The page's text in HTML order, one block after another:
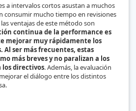
a intervalos cortos asustan a muchos
consumir mucho tiempo en revisiones
ventajas de este método son
continua de la performance es
mejorar muy rápidamente los
Al ser más frecuentes, estas
más breves y no paralizan a los
los directivos. Además, la evaluación
el diálogo entre los distintos